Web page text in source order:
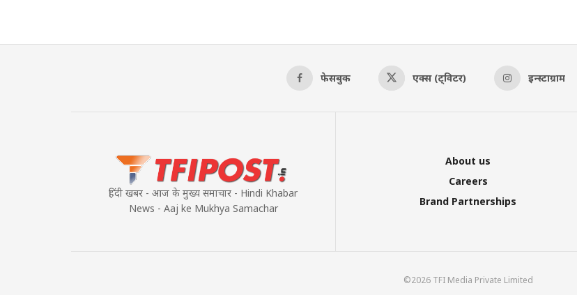
फेसबुक एक्स (ट्विटर) इन्स्टाग्राम
हिंदी खबर - आज के मुख्य समाचार - Hindi Khabar
News - Aaj ke Mukhya Samachar
About us
Careers
Brand Partnerships
©2026 TFI Media Private Limited